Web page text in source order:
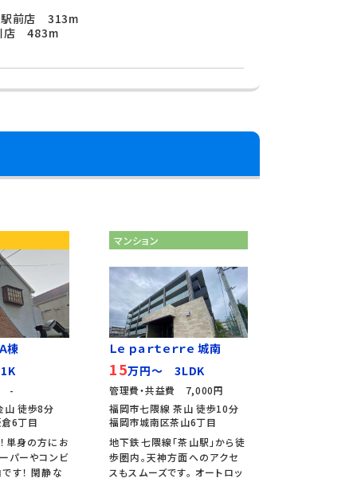
駅前店 313m
店 483m
棟
-
山 徒歩8分
6丁目
単身の方にお
パーやコンビ
す！ 閑静な
マンション
Ｌｅ ｐａｒｔｅｒｒｅ 城南
15万円～ 3LDK
管理費・共益費 7,000円
福岡市七隈線 茶山 徒歩10分
福岡市城南区茶山6丁目
地下鉄七隈線「茶山駅」から徒
歩圏内。天神方面へのアクセ
スもスムーズです。 オートロッ